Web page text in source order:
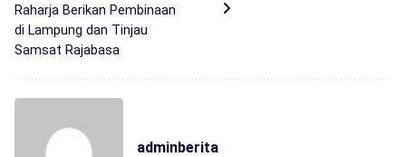
Raharja Berikan Pembinaan
di Lampung dan Tinjau
Samsat Rajabasa
adminberita